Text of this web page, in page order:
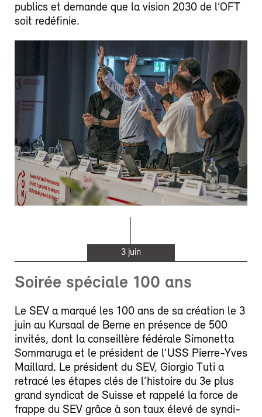
publics et demande que la vision 2030 de l’OFT
soit redéfinie.
3 juin
Soirée spéciale 100 ans
Le SEV a marqué les 100 ans de sa création le 3
juin au Kursaal de Berne en présence de 500
invités, dont la conseillère fédérale Simonetta
Sommaruga et le président de l’USS Pierre-Yves
Maillard. Le président du SEV, Giorgio Tuti a
retracé les étapes clés de l’histoire du 3e plus
grand syndicat de Suisse et rappelé la force de
frappe du SEV grâce à son taux élevé de syndi-